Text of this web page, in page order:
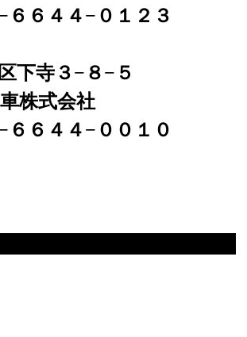
６６４４−０１２３
下寺３−８−５
株式会社
６６４４−００１０